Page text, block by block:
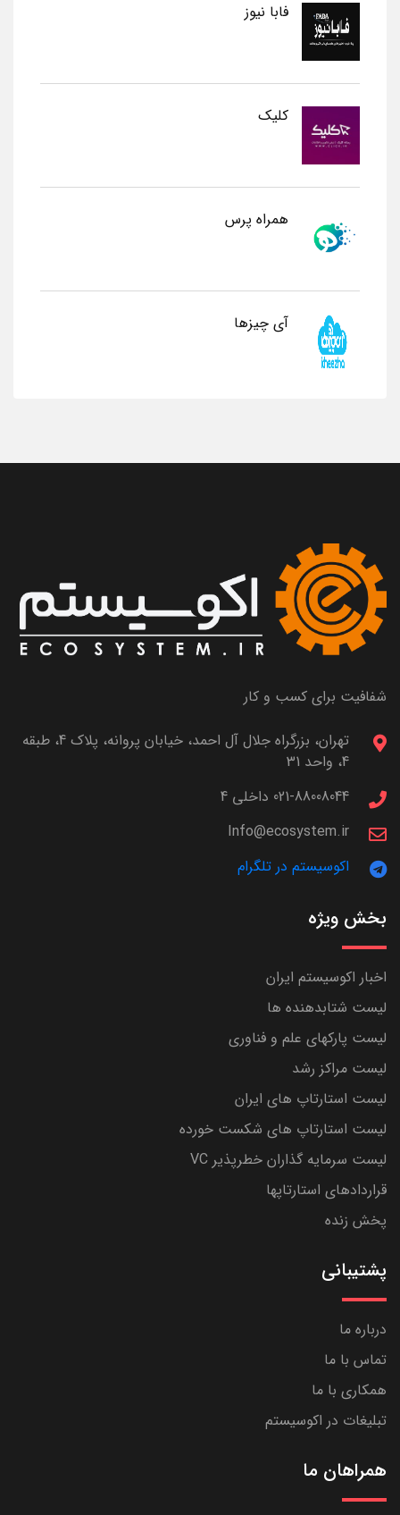
فابا نیوز
کلیک
همراه پرس
آی چیزها
شفافیت برای کسب و کار
تهران، بزرگراه جلال آل احمد، خیابان پروانه، پلاک 4، طبقه
4، واحد 31
021-88008044 داخلی 4
Info@ecosystem.ir
اکوسیستم در تلگرام
بخش ویژه
اخبار اکوسیستم ایران
لیست شتابدهنده ها
لیست پارکهای علم و فناوری
لیست مراکز رشد
لیست استارتاپ های ایران
لیست استارتاپ های شکست خورده
لیست سرمایه گذاران خطرپذیر VC
قراردادهای استارتاپها
پخش زنده
پشتیبانی
درباره ما
تماس با ما
همکاری با ما
تبلیغات در اکوسیستم
همراهان ما